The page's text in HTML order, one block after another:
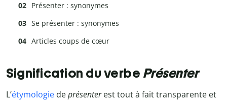
Présenter : synonymes
Se présenter : synonymes
Articles coups de cœur
Signification du verbe Présenter
L’étymologie deprésenterest tout à fait transparente et